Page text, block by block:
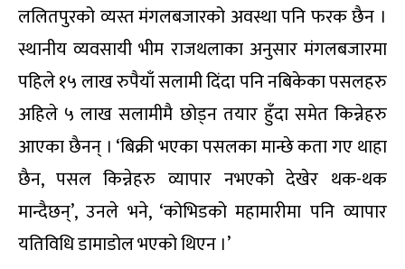
ललितपुरको व्यस्त मंगलबजारको अवस्था पनि फरक छैन ।
स्थानीय व्यवसायी भीम राजथलाका अनुसार मंगलबजारमा
पहिले १५ लाख रुपैयाँ सलामी दिंदा पनि नबिकेका पसलहरु
अहिले ५ लाख सलामीमै छोड्न तयार हुँदा समेत किन्नेहरु
आएका छैनन् । ‘बिक्री भएका पसलका मान्छे कता गए थाहा
छैन, पसल किन्नेहरु व्यापार नभएको देखेर थक-थक
मान्दैछन्’, उनले भने, ‘कोभिडको महामारीमा पनि व्यापार
यतिविधि डामाडोल भएको थिएन ।’